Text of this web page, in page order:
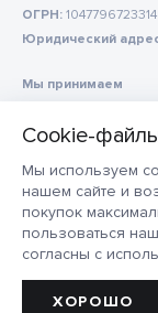
Мы используем
нашем сайте и
покупок
пользоваться
согласны с
ХОРОШО
ОГРН: 1047796723314
Юридический
Мы принимаем